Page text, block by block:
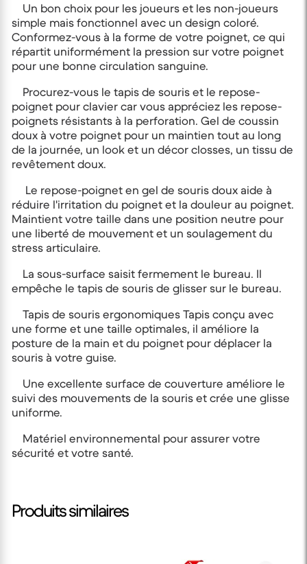
Un bon choix pour les joueurs et les non-joueurs
simple mais fonctionnel avec un design coloré.
Conformez-vous à la forme de votre poignet, ce qui
répartit uniformément la pression sur votre poignet
pour une bonne circulation sanguine.
Procurez-vous le tapis de souris et le repose-
poignet pour clavier car vous appréciez les repose-
poignets résistants à la perforation. Gel de coussin
doux à votre poignet pour un maintien tout au long
de la journée, un look et un décor closses, un tissu de
revêtement doux.
Le repose-poignet en gel de souris doux aide à
réduire l'irritation du poignet et la douleur au poignet.
Maintient votre taille dans une position neutre pour
une liberté de mouvement et un soulagement du
stress articulaire.
La sous-surface saisit fermement le bureau. Il
empêche le tapis de souris de glisser sur le bureau.
Tapis de souris ergonomiques Tapis conçu avec
une forme et une taille optimales, il améliore la
posture de la main et du poignet pour déplacer la
souris à votre guise.
Une excellente surface de couverture améliore le
suivi des mouvements de la souris et crée une glisse
uniforme.
Matériel environnemental pour assurer votre
sécurité et votre santé.
Produits similaires